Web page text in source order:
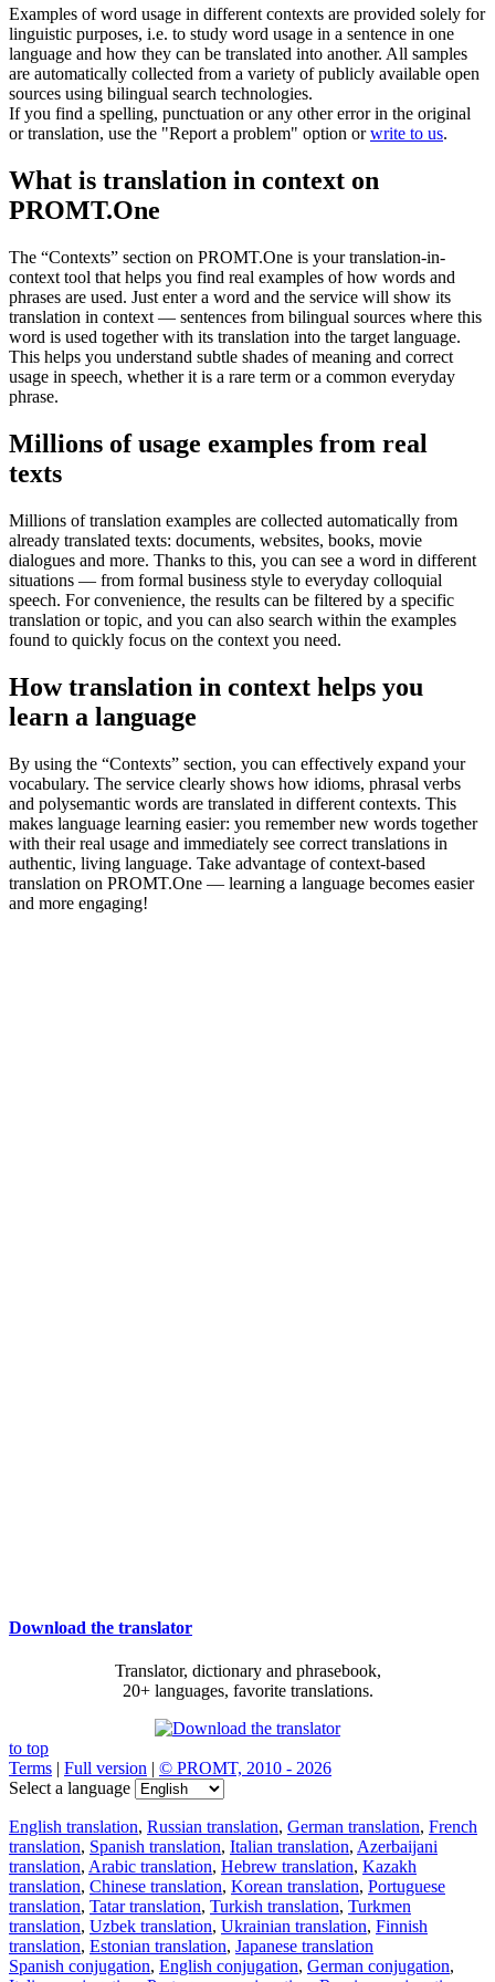
Examples of word usage in different contexts are provided solely for
linguistic purposes, i.e. to study word usage in a sentence in one
language and how they can be translated into another. All samples
are automatically collected from a variety of publicly available open
sources using bilingual search technologies.
If you find a spelling, punctuation or any other error in the original
or translation, use the "Report a problem" option orwrite to us.
What is translation in context on
PROMT.One
The “Contexts” section on PROMT.One is your translation-in-
context tool that helps you find real examples of how words and
phrases are used. Just enter a word and the service will show its
translation in context — sentences from bilingual sources where this
word is used together with its translation into the target language.
This helps you understand subtle shades of meaning and correct
usage in speech, whether it is a rare term or a common everyday
phrase.
Millions of usage examples from real
texts
Millions of translation examples are collected automatically from
already translated texts: documents, websites, books, movie
dialogues and more. Thanks to this, you can see a word in different
situations — from formal business style to everyday colloquial
speech. For convenience, the results can be filtered by a specific
translation or topic, and you can also search within the examples
found to quickly focus on the context you need.
How translation in context helps you
learn a language
By using the “Contexts” section, you can effectively expand your
vocabulary. The service clearly shows how idioms, phrasal verbs
and polysemantic words are translated in different contexts. This
makes language learning easier: you remember new words together
with their real usage and immediately see correct translations in
authentic, living language. Take advantage of context-based
translation on PROMT.One — learning a language becomes easier
and more engaging!
Download the translator
Translator, dictionary and phrasebook,
20+ languages, favorite translations.
to top
Terms | Full version | © PROMT, 2010 - 2026
Select a language
English translation, Russian translation, German translation, French
translation, Spanish translation, Italian translation, Azerbaijani
translation, Arabic translation, Hebrew translation, Kazakh
translation, Chinese translation, Korean translation, Portuguese
translation, Tatar translation, Turkish translation, Turkmen
translation, Uzbek translation, Ukrainian translation, Finnish
translation, Estonian translation, Japanese translation
Spanish conjugation, English conjugation, German conjugation,